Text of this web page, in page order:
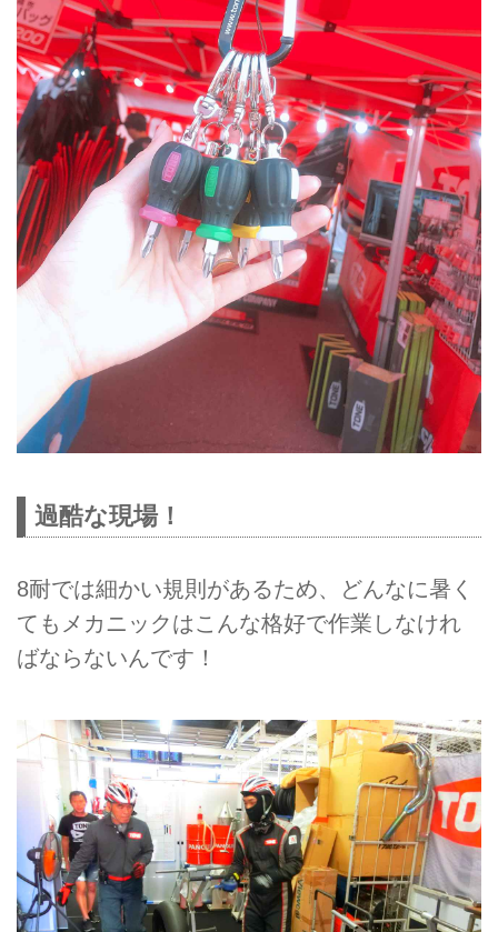
過酷な現場！
8耐では細かい規則があるため、どんなに暑く
てもメカニックはこんな格好で作業しなけれ
ばならないんです！